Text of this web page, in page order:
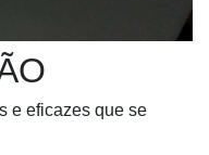
e eficazes que se